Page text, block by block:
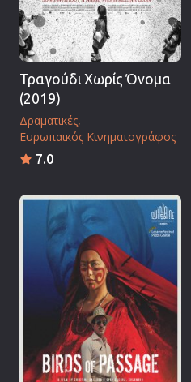
Τραγούδι Χωρίς Όνομα
(2019)
Δραματικές
Ευρωπαικός Κινηματογράφος
7.0